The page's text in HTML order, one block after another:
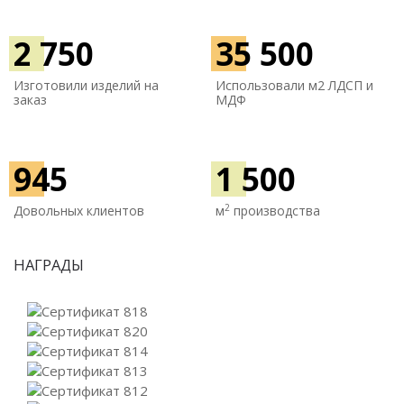
2 750
Изготовили изделий на
заказ
35 500
Использовали м2 ЛДСП и
МДФ
945
Довольных клиентов
1 500
м2 производства
НАГРАДЫ